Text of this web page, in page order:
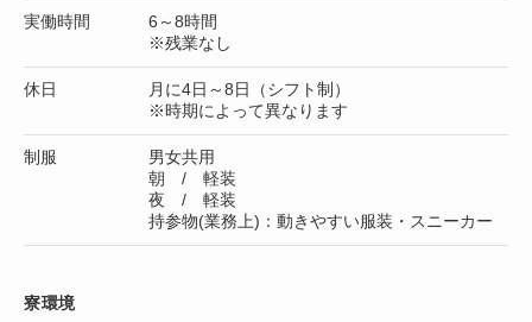
実働時間
6～8時間
※残業なし
休日
月に4日～8日（シフト制）
※時期によって異なります
制服
男女共用
朝 / 軽装
夜 / 軽装
持参物(業務上)：動きやすい服装・スニーカー
寮環境